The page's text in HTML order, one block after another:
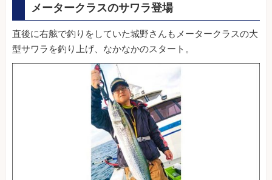
メータークラスのサワラ登場
直後に右舷で釣りをしていた城野さんもメータークラスの大
型サワラを釣り上げ、なかなかのスタート。